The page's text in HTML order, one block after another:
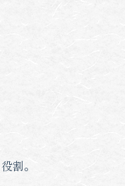
役割。